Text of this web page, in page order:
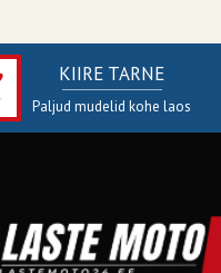
KIIRE TARNE
Paljud mudelid kohe laos